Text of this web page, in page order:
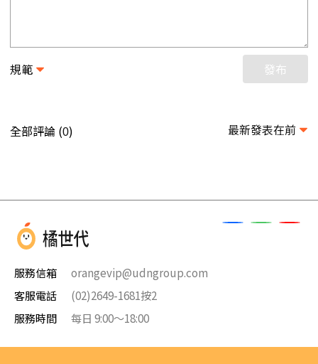
規範 發布
全部評論 (0) 最新發表在前
服務信箱
orangevip@udngroup.com
客服電話
(02)2649-1681按2
服務時間
每日 9:00～18:00